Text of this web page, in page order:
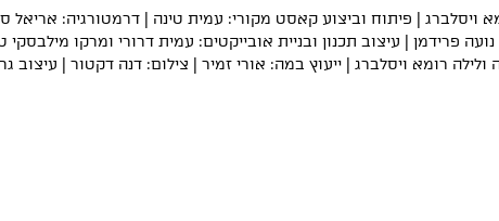
| פיתוח וביצוע קאסט מקורי: עמית טינה | דרמטורגיה: אריאל
פרידמן | עיצוב תכנון ובניית אובייקטים: עמית דרורי ומרקו
רומא ויסלברג | ייעוץ במה: אורי זמיר | צילום: דנה דקטור | עיצוב